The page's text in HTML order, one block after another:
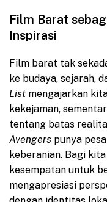
Film Barat
Inspirasi
Film barat tak
ke budaya, sejarah,
List mengajarkan
kekejaman,
tentang batas
Avengers punya
keberanian. Bagi
kesempatan untuk
mengapresiasi